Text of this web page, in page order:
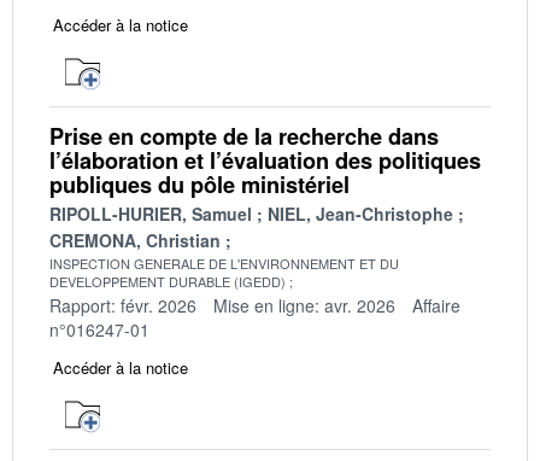
Accéder à la notice
Prise en compte de la recherche dans
l’élaboration et l’évaluation des politiques
publiques du pôle ministériel
RIPOLL-HURIER, Samuel
NIEL, Jean-Christophe
CREMONA, Christian
INSPECTION GENERALE DE L'ENVIRONNEMENT ET DU
DEVELOPPEMENT DURABLE (IGEDD)
Rapport: févr. 2026 Mise en ligne: avr. 2026
Affaire
n°016247-01
Accéder à la notice